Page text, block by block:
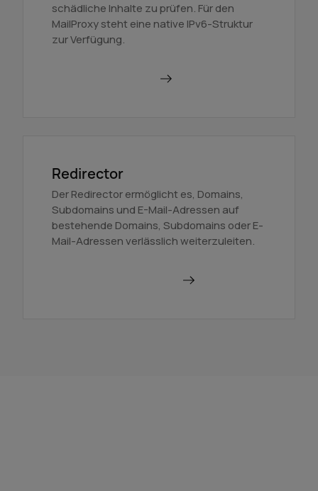
schädliche Inhalte zu prüfen. Für den
MailProxy steht eine native IPv6-Struktur
zur Verfügung.
Redirector
Der Redirector ermöglicht es, Domains,
Subdomains und E-Mail-Adressen auf
bestehende Domains, Subdomains oder E-
Mail-Adressen verlässlich weiterzuleiten.